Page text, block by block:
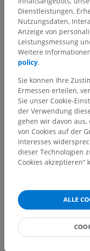
Anatomie des
Dienstleistungen,
Nutzungsdaten,
Anzeige von
Leistungsmessung
Weitere
policy.
Sie können Ihre
Ermessen erteilen,
Sie unser Cookie-
der Verwendung
gehen wir davon aus,
von Cookies auf der
Interesses
dieser Technologien
Cookies akzeptieren“
ALLE